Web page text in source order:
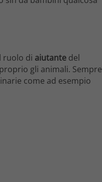
ruolo di aiutante del
proprio gli animali. Sempre
come ad esempio